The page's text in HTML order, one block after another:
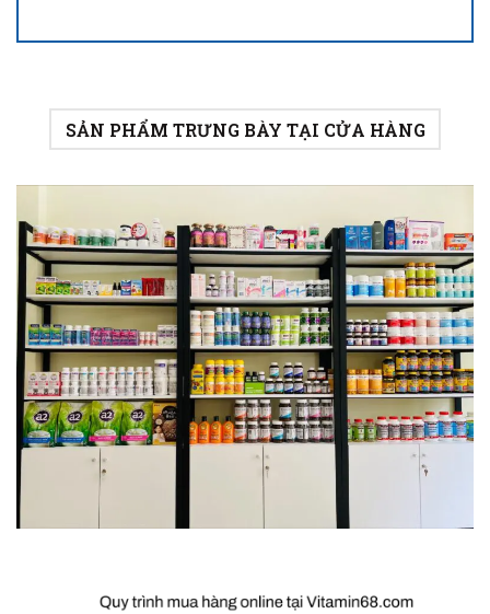
SẢN PHẨM TRƯNG BÀY TẠI CỬA HÀNG